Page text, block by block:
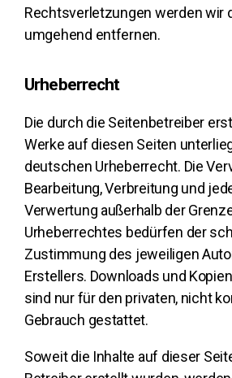
Rechtsverletzungen werden wir
umgehend entfernen.
Urheberrecht
Die durch die Seitenbetreiber
Werke auf diesen Seiten
deutschen Urheberrecht. Die
Bearbeitung, Verbreitung und
Verwertung außerhalb der
Urheberrechtes bedürfen der
Zustimmung des jeweiligen
Erstellers. Downloads und
sind nur für den privaten, nicht
Gebrauch gestattet.
Soweit die Inhalte auf dieser